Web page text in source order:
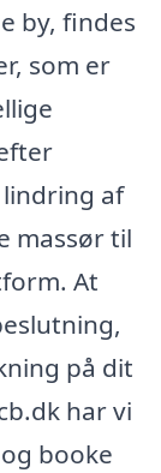
by, findes
som er
af
massør til
At
på dit
har vi
booke